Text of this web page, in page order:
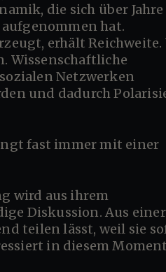
die sich über Jahre
hat.
erhält Reichweite.
Wissenschaftliche
Netzwerken
und dadurch
Diskussion. Aus einer
teilen lässt, weil sie
in diesem Moment